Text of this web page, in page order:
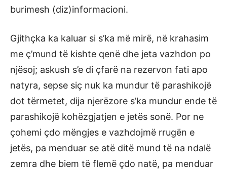
burimesh (diz)informacioni.
Gjithçka ka kaluar si s’ka më mirë, në krahasim
me ç’mund të kishte qenë dhe jeta vazhdon po
njësoj; askush s’e di çfarë na rezervon fati apo
natyra, sepse siç nuk ka mundur të parashikojë
dot tërmetet, dija njerëzore s’ka mundur ende të
parashikojë kohëzgjatjen e jetës sonë. Por ne
çohemi çdo mëngjes e vazhdojmë rrugën e
jetës, pa menduar se atë ditë mund të na ndalë
zemra dhe biem të flemë çdo natë, pa menduar